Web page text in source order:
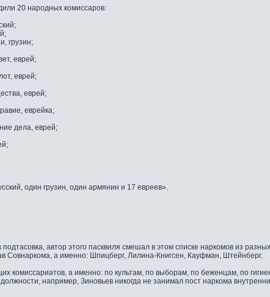
20 народных комиссаров:
грузин;
еврей;
еврей;
еврей;
еврейка;
дела, еврей;
один грузин, один армянин и 17 евреев».
автор этого пасквиля смешал в этом списке наркомов из
Совнаркома, а именно: Шпицберг, Лилина-Книгсен, Кауфман, Штейнберг.
комиссариатов, а именно: по культам, по выборам, по беженцам, по
например, Зиновьев никогда не занимал пост наркома